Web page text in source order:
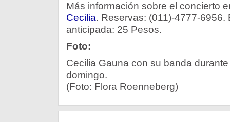
Más información sobre el concierto
Cecilia. Reservas: (011)-4777-6956.
anticipada: 25 Pesos.
Foto:
Cecilia Gauna con su banda
domingo.
(Foto: Flora Roenneberg)